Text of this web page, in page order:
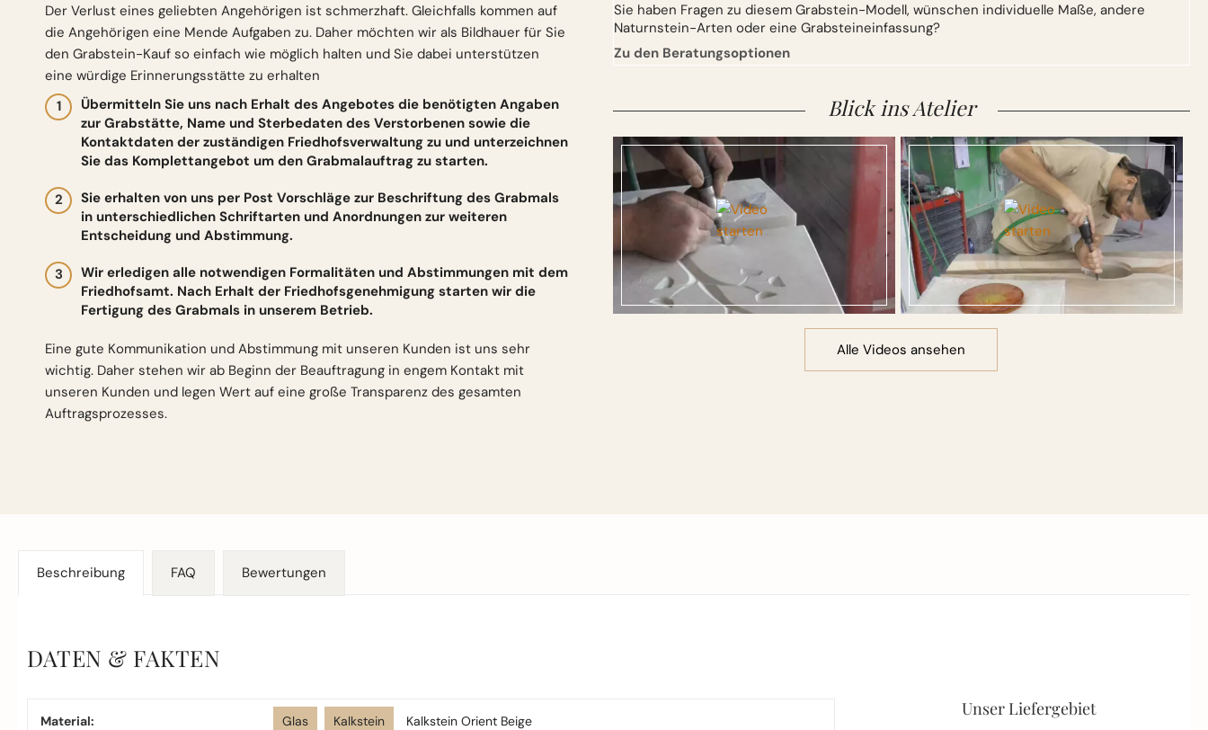
Der Verlust eines geliebten Angehörigen ist schmerzhaft. Gleichfalls kommen auf
die Angehörigen eine Mende Aufgaben zu. Daher möchten wir als Bildhauer für Sie
den Grabstein-Kauf so einfach wie möglich halten und Sie dabei unterstützen
eine würdige Erinnerungsstätte zu erhalten
Übermitteln Sie uns nach Erhalt des Angebotes die benötigten Angaben
zur Grabstätte, Name und Sterbedaten des Verstorbenen sowie die
Kontaktdaten der zuständigen Friedhofsverwaltung zu und unterzeichnen
Sie das Komplettangebot um den Grabmalauftrag zu starten.
Sie erhalten von uns per Post Vorschläge zur Beschriftung des Grabmals
in unterschiedlichen Schriftarten und Anordnungen zur weiteren
Entscheidung und Abstimmung.
Wir erledigen alle notwendigen Formalitäten und Abstimmungen mit dem
Friedhofsamt. Nach Erhalt der Friedhofsgenehmigung starten wir die
Fertigung des Grabmals in unserem Betrieb.
Eine gute Kommunikation und Abstimmung mit unseren Kunden ist uns sehr
wichtig. Daher stehen wir ab Beginn der Beauftragung in engem Kontakt mit
unseren Kunden und legen Wert auf eine große Transparenz des gesamten
Auftragsprozesses.
Sie haben Fragen zu diesem Grabstein-Modell, wünschen individuelle Maße, andere
Naturnstein-Arten oder eine Grabsteineinfassung?
Zu den Beratungsoptionen
Blick ins Atelier
Alle Videos ansehen
Beschreibung
DATEN & FAKTEN
Material: Glas Kalkstein Kalkstein Orient Beige
Unser Liefergebiet
FAQ Bewertungen